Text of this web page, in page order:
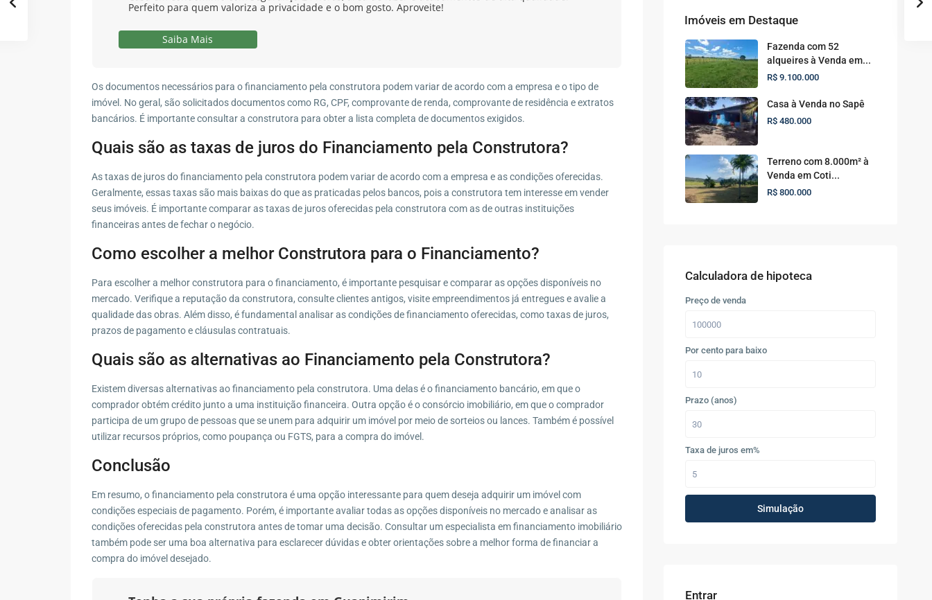
Perfeito para quem valoriza a privacidade e o bom gosto. Aproveite!
Saiba Mais
Os documentos necessários para o financiamento pela construtora podem variar de acordo com a empresa e o tipo de
imóvel. No geral, são solicitados documentos como RG, CPF, comprovante de renda, comprovante de residência e extratos
bancários. É importante consultar a construtora para obter a lista completa de documentos exigidos.
Quais são as taxas de juros do Financiamento pela Construtora?
As taxas de juros do financiamento pela construtora podem variar de acordo com a empresa e as condições oferecidas.
Geralmente, essas taxas são mais baixas do que as praticadas pelos bancos, pois a construtora tem interesse em vender
seus imóveis. É importante comparar as taxas de juros oferecidas pela construtora com as de outras instituições
financeiras antes de fechar o negócio.
Como escolher a melhor Construtora para o Financiamento?
Para escolher a melhor construtora para o financiamento, é importante pesquisar e comparar as opções disponíveis no
mercado. Verifique a reputação da construtora, consulte clientes antigos, visite empreendimentos já entregues e avalie a
qualidade das obras. Além disso, é fundamental analisar as condições de financiamento oferecidas, como taxas de juros,
prazos de pagamento e cláusulas contratuais.
Quais são as alternativas ao Financiamento pela Construtora?
Existem diversas alternativas ao financiamento pela construtora. Uma delas é o financiamento bancário, em que o
comprador obtém crédito junto a uma instituição financeira. Outra opção é o consórcio imobiliário, em que o comprador
participa de um grupo de pessoas que se unem para adquirir um imóvel por meio de sorteios ou lances. Também é possível
utilizar recursos próprios, como poupança ou FGTS, para a compra do imóvel.
Conclusão
Em resumo, o financiamento pela construtora é uma opção interessante para quem deseja adquirir um imóvel com
condições especiais de pagamento. Porém, é importante avaliar todas as opções disponíveis no mercado e analisar as
condições oferecidas pela construtora antes de tomar uma decisão. Consultar um especialista em financiamento imobiliário
também pode ser uma boa alternativa para esclarecer dúvidas e obter orientações sobre a melhor forma de financiar a
compra do imóvel desejado.
Imóveis em Destaque
Fazenda com 52
alqueires à Venda em...
R$ 9.100.000
Casa à Venda no Sapê
R$ 480.000
Terreno com 8.000m² à
Venda em Coti...
R$ 800.000
Calculadora de hipoteca
Preço de venda
Por cento para baixo
Prazo (anos)
Taxa de juros em%
Simulação
Entrar